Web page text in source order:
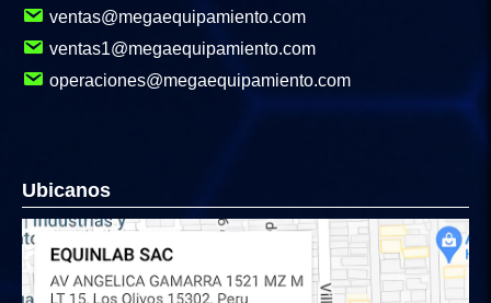
ventas@megaequipamiento.com
ventas1@megaequipamiento.com
operaciones@megaequipamiento.com
Ubicanos